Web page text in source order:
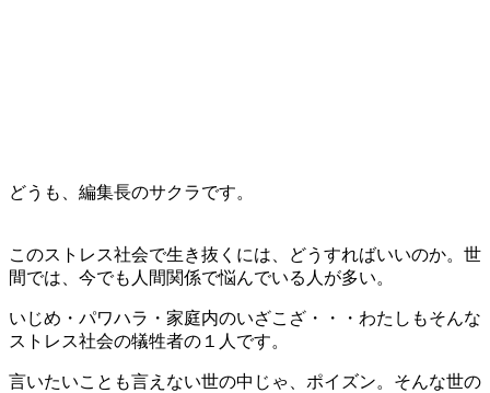
どうも、編集長のサクラです。
このストレス社会で生き抜くには、どうすればいいのか。世
間では、今でも人間関係で悩んでいる人が多い。
いじめ・パワハラ・家庭内のいざこざ・・・わたしもそんな
ストレス社会の犠牲者の１人です。
言いたいことも言えない世の中じゃ、ポイズン。そんな世の